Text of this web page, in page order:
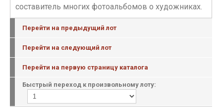
составитель многих фотоальбомов о художниках.
Перейти на предыдущий лот
Перейти на следующий лот
Перейти на первую страницу каталога
Быстрый переход к произвольному лоту: